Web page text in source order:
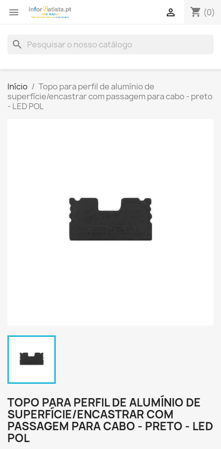
 shopping_cart (0)

search
Início
Topo para perfil de alumínio de
superfície/encastrar com passagem para cabo - preto
- LED POL
TOPO PARA PERFIL DE ALUMÍNIO DE
SUPERFÍCIE/ENCASTRAR COM
PASSAGEM PARA CABO - PRETO - LED
POL